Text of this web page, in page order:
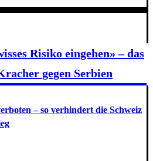
Risiko eingehen» – das
gegen Serbien
– so verhindert die Schweiz